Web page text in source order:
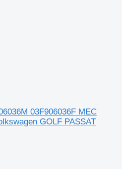
03F906036F MEC
GOLF PASSAT